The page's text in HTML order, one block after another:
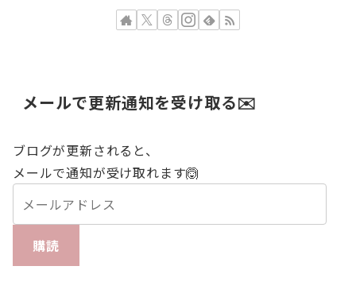
メールで更新通知を受け取る✉️
ブログが更新されると、
メールで通知が受け取れます🙆
購読